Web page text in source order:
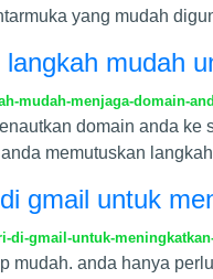
yang mudah
mudah
mudah-menjaga-domain-
domain anda
memutuskan
gmail untuk
di-gmail-untuk-
mudah. anda hanya